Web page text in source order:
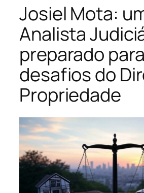
Josiel Mota:
Analista
preparado
desafios do
Propriedade